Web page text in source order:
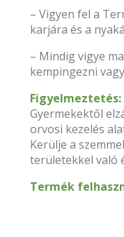
– Vigyen fel a
karjára és a
– Mindig vigye
kempingezni
Figyelmeztetés:
Gyermekektől
orvosi kezelés
Kerülje a
területekkel való
Termék